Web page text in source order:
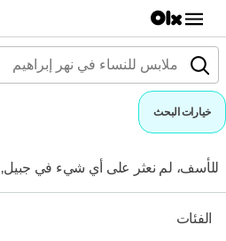
خيارات البحث
للأسف، لم نعثر على أي شيء في جبيل,
الفئات